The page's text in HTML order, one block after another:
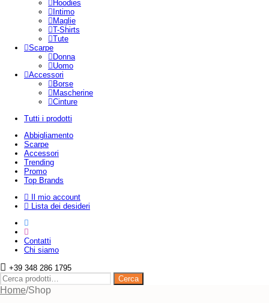
Hoodies
Intimo
Maglie
T-Shirts
Tute
Scarpe
Donna
Uomo
Accessori
Borse
Mascherine
Cinture
Tutti i prodotti
Abbigliamento
Scarpe
Accessori
Trending
Promo
Top Brands
Il mio account
Lista dei desideri
Contatti
Chi siamo
+39 348 286 1795
Cerca:
Cerca
Home/Shop